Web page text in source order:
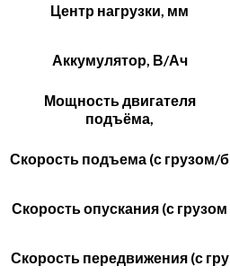
Центр нагрузки, мм
Аккумулятор, В/Ач
Мощность двигателя
подъёма,
Скорость подъема (с грузом/б
Скорость опускания (с грузом
Скорость передвижения (с гру